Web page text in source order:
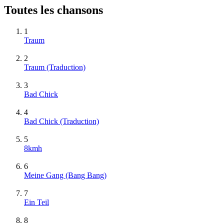
Toutes les chansons
1
Traum
2
Traum (Traduction)
3
Bad Chick
4
Bad Chick (Traduction)
5
8kmh
6
Meine Gang (Bang Bang)
7
Ein Teil
8